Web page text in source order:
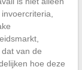
van de
hoe deze